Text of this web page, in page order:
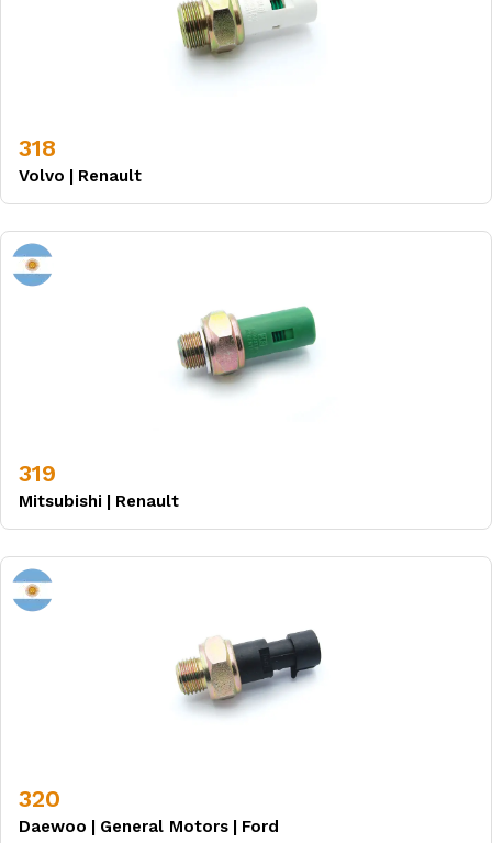
318
Volvo | Renault
319
Mitsubishi | Renault
320
Daewoo | General Motors | Ford